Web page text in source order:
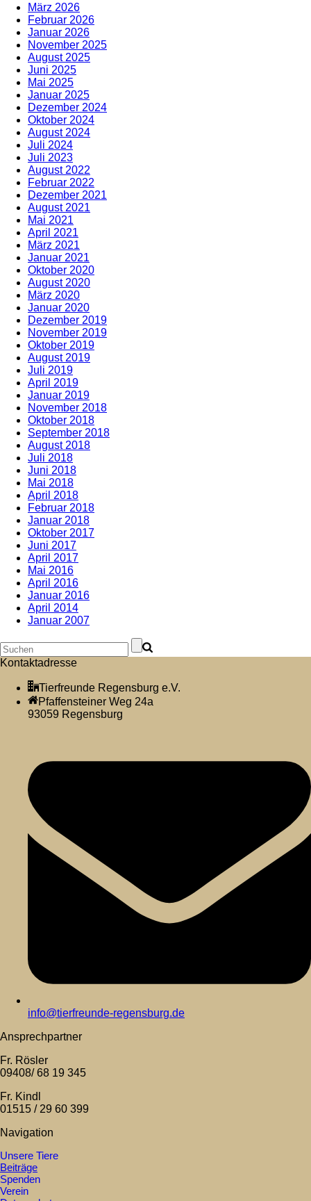
März 2026
Februar 2026
Januar 2026
November 2025
August 2025
Juni 2025
Mai 2025
Januar 2025
Dezember 2024
Oktober 2024
August 2024
Juli 2024
Juli 2023
August 2022
Februar 2022
Dezember 2021
August 2021
Mai 2021
April 2021
März 2021
Januar 2021
Oktober 2020
August 2020
März 2020
Januar 2020
Dezember 2019
November 2019
Oktober 2019
August 2019
Juli 2019
April 2019
Januar 2019
November 2018
Oktober 2018
September 2018
August 2018
Juli 2018
Juni 2018
Mai 2018
April 2018
Februar 2018
Januar 2018
Oktober 2017
Juni 2017
April 2017
Mai 2016
April 2016
Januar 2016
April 2014
Januar 2007
Kontaktadresse
Tierfreunde Regensburg e.V.
Pfaffensteiner Weg 24a
93059 Regensburg
info@tierfreunde-regensburg.de
Ansprechpartner
Fr. Rösler
09408/ 68 19 345
Fr. Kindl
01515 / 29 60 399
Navigation
Unsere Tiere
Beiträge
Spenden
Verein